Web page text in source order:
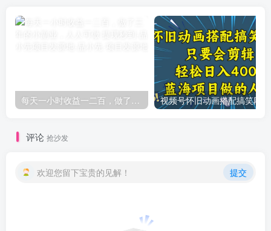
每天一小时收益一二百，做了三年的小副业，人人可做 提现秒到-品小先项目发源地
评论 抢沙发
欢迎您留下宝贵的见解！ 提交